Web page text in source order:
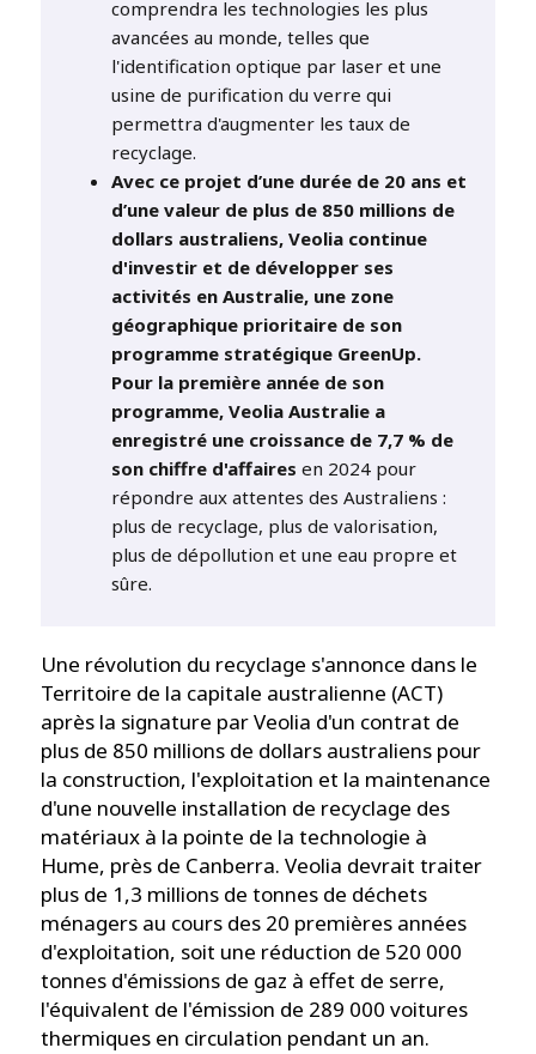
comprendra les technologies les plus
avancées au monde, telles que
l'identification optique par laser et une
usine de purification du verre qui
permettra d'augmenter les taux de
recyclage.
Avec ce projet d’une durée de 20 ans et
d’une valeur de plus de 850 millions de
dollars australiens, Veolia continue
d'investir et de développer ses
activités en Australie, une zone
géographique prioritaire de son
programme stratégique GreenUp.
Pour la première année de son
programme, Veolia Australie a
enregistré une croissance de 7,7 % de
son chiffre d'affaires en 2024 pour
répondre aux attentes des Australiens :
plus de recyclage, plus de valorisation,
plus de dépollution et une eau propre et
sûre.
Une révolution du recyclage s'annonce dans le
Territoire de la capitale australienne (ACT)
après la signature par Veolia d'un contrat de
plus de 850 millions de dollars australiens pour
la construction, l'exploitation et la maintenance
d'une nouvelle installation de recyclage des
matériaux à la pointe de la technologie à
Hume, près de Canberra. Veolia devrait traiter
plus de 1,3 millions de tonnes de déchets
ménagers au cours des 20 premières années
d'exploitation, soit une réduction de 520 000
tonnes d'émissions de gaz à effet de serre,
l'équivalent de l'émission de 289 000 voitures
thermiques en circulation pendant un an.